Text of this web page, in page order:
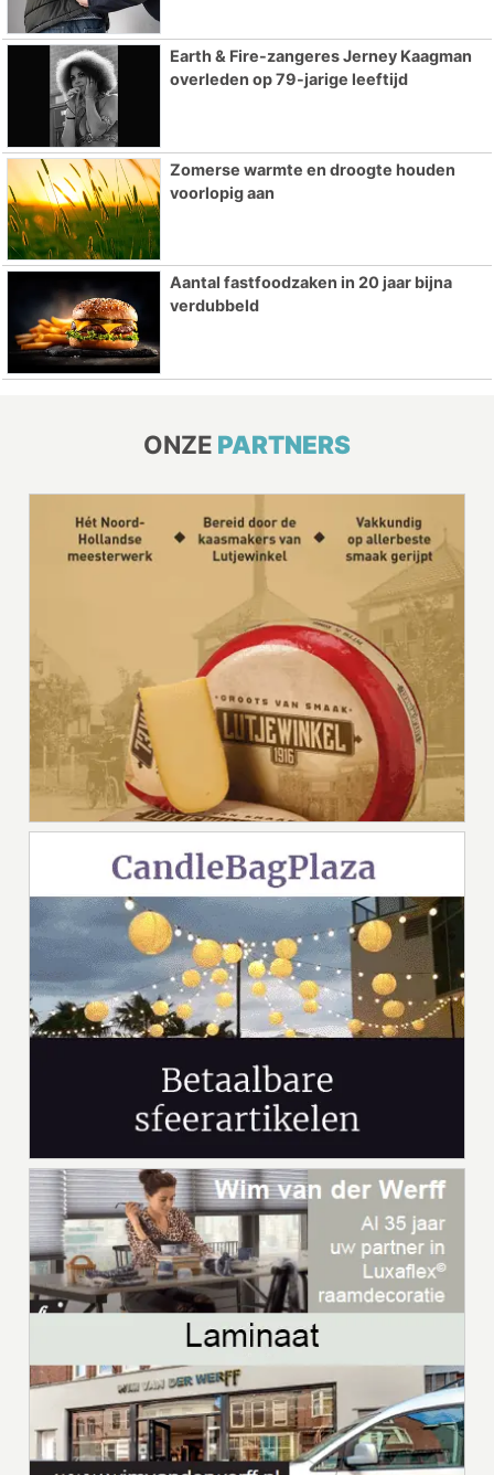
Earth & Fire-zangeres Jerney Kaagman
overleden op 79-jarige leeftijd
Zomerse warmte en droogte houden
voorlopig aan
Aantal fastfoodzaken in 20 jaar bijna
verdubbeld
ONZE PARTNERS